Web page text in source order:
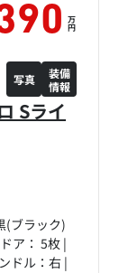
Sライ
(ブラック)
ア： 5枚 |
ドル：右 |
万
円
写真
装備
情報